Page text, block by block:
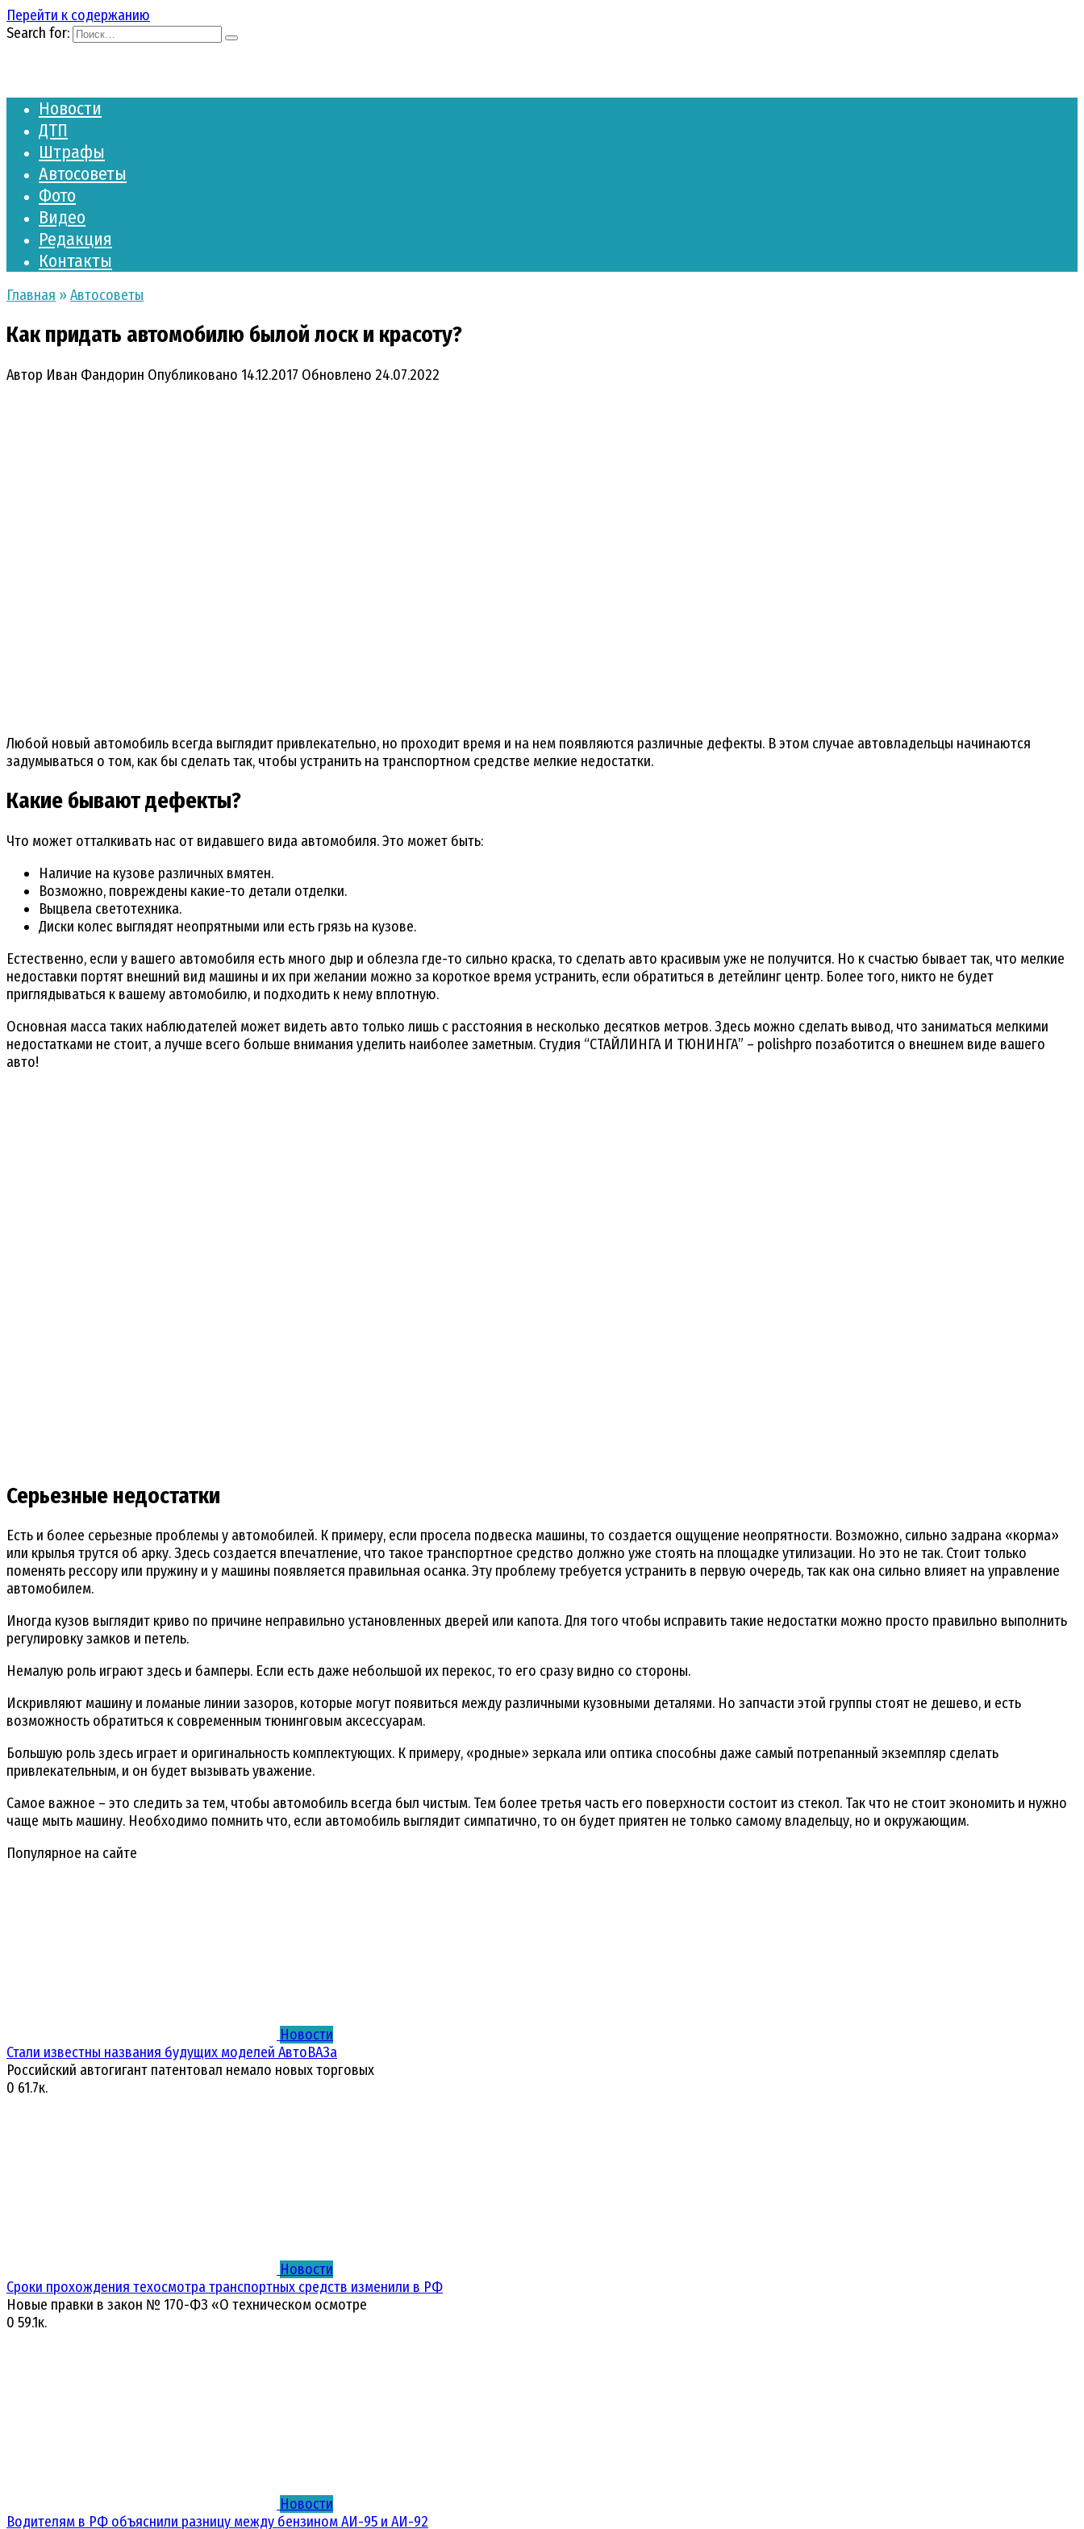
Перейти к содержанию
Search for:
Новости
ДТП
Штрафы
Автосоветы
Фото
Видео
Редакция
Контакты
Главная » Автосоветы
Как придать автомобилю былой лоск и красоту?
Автор Иван Фандорин Опубликовано 14.12.2017 Обновлено 24.07.2022
Любой новый автомобиль всегда выглядит привлекательно, но проходит время и на нем появляются различные дефекты. В этом случае автовладельцы начинаются
задумываться о том, как бы сделать так, чтобы устранить на транспортном средстве мелкие недостатки.
Какие бывают дефекты?
Что может отталкивать нас от видавшего вида автомобиля. Это может быть:
Наличие на кузове различных вмятен.
Возможно, повреждены какие-то детали отделки.
Выцвела светотехника.
Диски колес выглядят неопрятными или есть грязь на кузове.
Естественно, если у вашего автомобиля есть много дыр и облезла где-то сильно краска, то сделать авто красивым уже не получится. Но к счастью бывает так, что мелкие
недоставки портят внешний вид машины и их при желании можно за короткое время устранить, если обратиться в детейлинг центр. Более того, никто не будет
приглядываться к вашему автомобилю, и подходить к нему вплотную.
Основная масса таких наблюдателей может видеть авто только лишь с расстояния в несколько десятков метров. Здесь можно сделать вывод, что заниматься мелкими
недостатками не стоит, а лучше всего больше внимания уделить наиболее заметным. Студия “СТАЙЛИНГА И ТЮНИНГА” – polishpro позаботится о внешнем виде вашего
авто!
Серьезные недостатки
Есть и более серьезные проблемы у автомобилей. К примеру, если просела подвеска машины, то создается ощущение неопрятности. Возможно, сильно задрана «корма»
или крылья трутся об арку. Здесь создается впечатление, что такое транспортное средство должно уже стоять на площадке утилизации. Но это не так. Стоит только
поменять рессору или пружину и у машины появляется правильная осанка. Эту проблему требуется устранить в первую очередь, так как она сильно влияет на управление
автомобилем.
Иногда кузов выглядит криво по причине неправильно установленных дверей или капота. Для того чтобы исправить такие недостатки можно просто правильно выполнить
регулировку замков и петель.
Немалую роль играют здесь и бамперы. Если есть даже небольшой их перекос, то его сразу видно со стороны.
Искривляют машину и ломаные линии зазоров, которые могут появиться между различными кузовными деталями. Но запчасти этой группы стоят не дешево, и есть
возможность обратиться к современным тюнинговым аксессуарам.
Большую роль здесь играет и оригинальность комплектующих. К примеру, «родные» зеркала или оптика способны даже самый потрепанный экземпляр сделать
привлекательным, и он будет вызывать уважение.
Самое важное – это следить за тем, чтобы автомобиль всегда был чистым. Тем более третья часть его поверхности состоит из стекол. Так что не стоит экономить и нужно
чаще мыть машину. Необходимо помнить что, если автомобиль выглядит симпатично, то он будет приятен не только самому владельцу, но и окружающим.
Популярное на сайте
Новости
Стали известны названия будущих моделей АвтоВАЗа
Российский автогигант патентовал немало новых торговых
0 61.7к.
Новости
Сроки прохождения техосмотра транспортных средств изменили в РФ
Новые правки в закон № 170-ФЗ «О техническом осмотре
0 59.1к.
Новости
Водителям в РФ объяснили разницу между бензином АИ-95 и АИ-92